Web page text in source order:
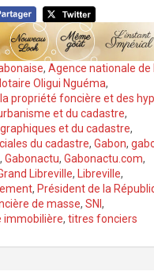
, Agence nationale de
Oligui Nguéma,
propriété foncière et des
et du cadastre,
et du cadastre,
du cadastre, Gabon,
, Gabonactu, Gabonactu.com,
Libreville, Libreville,
, Président de la
de masse, SNI ,
immobilière, titres fonciers